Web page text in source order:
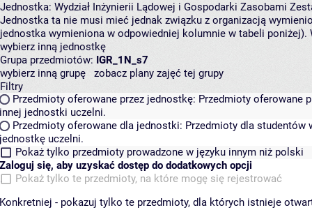
Jednostka: Wydział Inżynierii Lądowej i Gospodarki Zasobami
Jednostka ta nie musi mieć jednak związku z organizacją
jednostka wymieniona w odpowiedniej kolumnie w tabeli
wybierz inną jednostkę
Grupa przedmiotów: IGR_1N_s7
wybierz inną grupę
zobacz plany zajęć tej grupy
Filtry
Przedmioty oferowane przez jednostkę: Przedmioty oferowane
innej jednostki uczelni.
Przedmioty oferowane dla jednostki: Przedmioty dla studentów
jednostkę uczelni.
Pokaż tylko przedmioty prowadzone w języku innym niż polski
Zaloguj się, aby uzyskać dostęp do dodatkowych opcji
Pokaż tylko te przedmioty, na które mogę się rejestrować
Konkretniej - pokazuj tylko te przedmioty, dla których istnieje